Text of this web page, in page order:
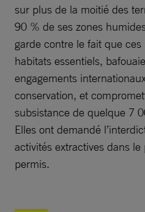
sur plus de la moitié des
90 % de ses zones
garde contre le fait que
habitats essentiels,
engagements
conservation, et
subsistance de quelque 7
Elles ont demandé
activités extractives dans
permis.